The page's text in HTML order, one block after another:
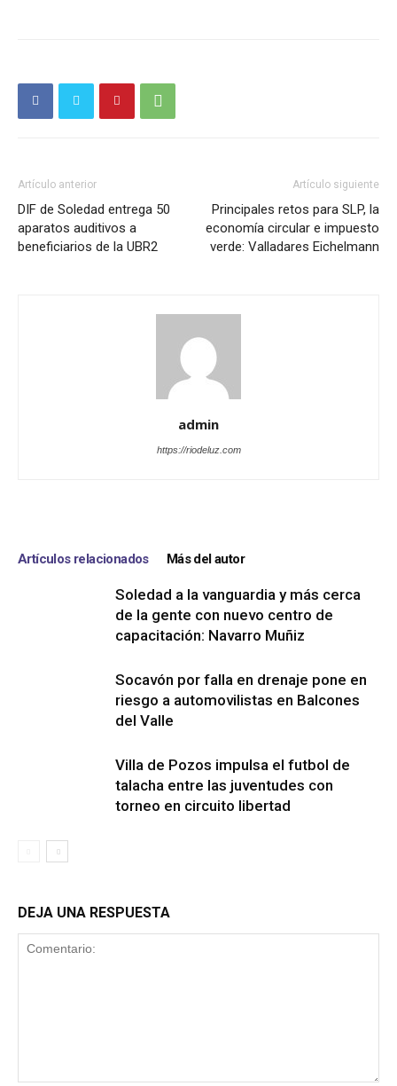
Artículo anterior
DIF de Soledad entrega 50
aparatos auditivos a
beneficiarios de la UBR2
Artículo siguiente
Principales retos para SLP, la
economía circular e impuesto
verde: Valladares Eichelmann
admin
https://riodeluz.com
Artículos relacionados Más del autor
Soledad a la vanguardia y más cerca
de la gente con nuevo centro de
capacitación: Navarro Muñiz
Socavón por falla en drenaje pone en
riesgo a automovilistas en Balcones
del Valle
Villa de Pozos impulsa el futbol de
talacha entre las juventudes con
torneo en circuito libertad
DEJA UNA RESPUESTA